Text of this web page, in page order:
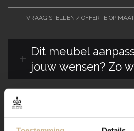
VRAAG STELLEN / OFFERTE OP
Dit meubel
jouw wensen? Zo